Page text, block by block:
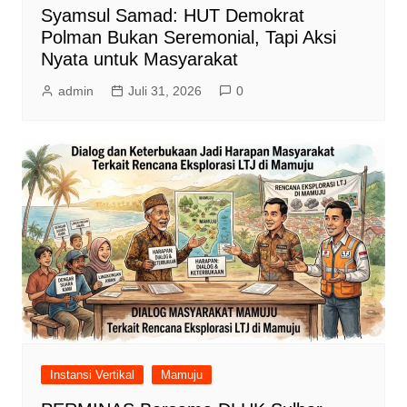
Syamsul Samad: HUT Demokrat
Polman Bukan Seremonial, Tapi Aksi
Nyata untuk Masyarakat
admin Juli 31, 2026 0
Instansi Vertikal Mamuju